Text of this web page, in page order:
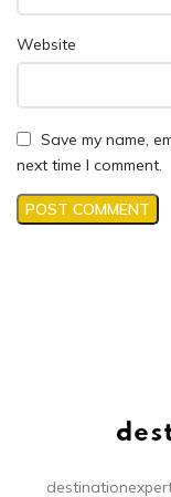
Website
Save my name,
next time I comment.